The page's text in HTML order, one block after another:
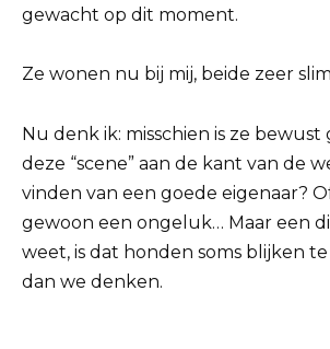
gewacht op dit moment.
Ze wonen nu bij mij, beide zeer
Nu denk ik: misschien is ze
deze “scene” aan de kant van de
vinden van een goede eigenaar?
gewoon een ongeluk… Maar een
weet, is dat honden soms blijken
dan we denken.